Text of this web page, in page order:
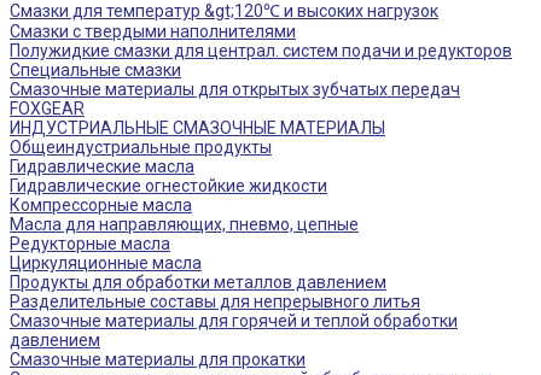
Смазки для температур &gt;120℃ и высоких нагрузок
Смазки с твердыми наполнителями
Полужидкие смазки для централ. систем подачи и редукторов
Специальные смазки
Смазочные материалы для открытых зубчатых передач
FOXGEAR
ИНДУСТРИАЛЬНЫЕ СМАЗОЧНЫЕ МАТЕРИАЛЫ
Общеиндустриальные продукты
Гидравлические масла
Гидравлические огнестойкие жидкости
Компрессорные масла
Масла для направляющих, пневмо, цепные
Редукторные масла
Циркуляционные масла
Продукты для обработки металлов давлением
Разделительные составы для непрерывного литья
Смазочные материалы для горячей и теплой обработки
давлением
Смазочные материалы для прокатки